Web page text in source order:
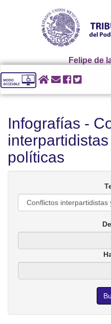
Felipe de
Infografías -
políticas